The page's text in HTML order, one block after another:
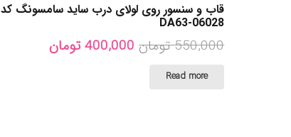
قاب و سنسور روی لولای درب ساید سامسونگ کد
DA63-06028
550,000 تومان Original
400,000 تومانCurrent
Read more